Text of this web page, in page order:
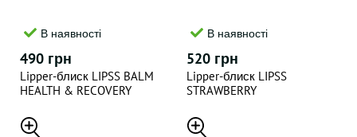
В наявності
490 грн
Lipper-блиск LIPSS BALM
HEALTH & RECOVERY
В наявності
520 грн
Lipper-блиск LIPSS
STRAWBERRY